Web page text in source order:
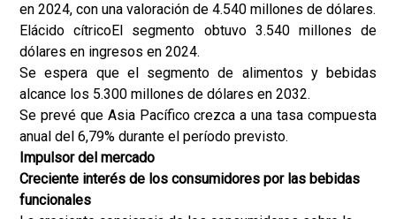
en 2024, con una valoración de 4.540 millones de dólares.
Elácido cítricoEl segmento obtuvo 3.540 millones de
dólares en ingresos en 2024.
Se espera que el segmento de alimentos y bebidas
alcance los 5.300 millones de dólares en 2032.
Se prevé que Asia Pacífico crezca a una tasa compuesta
anual del 6,79% durante el período previsto.
Impulsor del mercado
Creciente interés de los consumidores por las bebidas
funcionales